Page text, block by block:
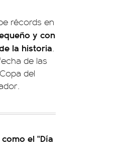
récords en
y con
la historia.
de las
del
el "Día